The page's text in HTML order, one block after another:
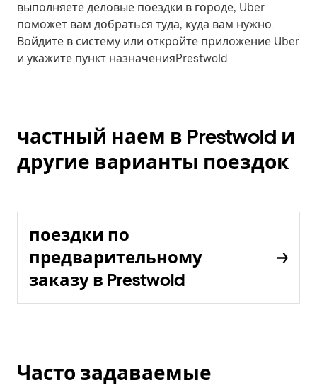
выполняете деловые поездки в городе, Uber
поможет вам добраться туда, куда вам нужно.
Войдите в систему или откройте приложение Uber
и укажите пункт назначенияPrestwold.
частный наем в Prestwold и
другие варианты поездок
поездки по
предварительному
заказу в Prestwold
Часто задаваемые